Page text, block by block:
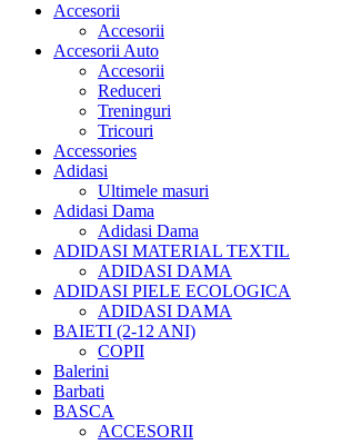
Accesorii
Accesorii
Accesorii Auto
Accesorii
Reduceri
Treninguri
Tricouri
Accessories
Adidasi
Ultimele masuri
Adidasi Dama
Adidasi Dama
ADIDASI MATERIAL TEXTIL
ADIDASI DAMA
ADIDASI PIELE ECOLOGICA
ADIDASI DAMA
BAIETI (2-12 ANI)
COPII
Balerini
Barbati
BASCA
ACCESORII